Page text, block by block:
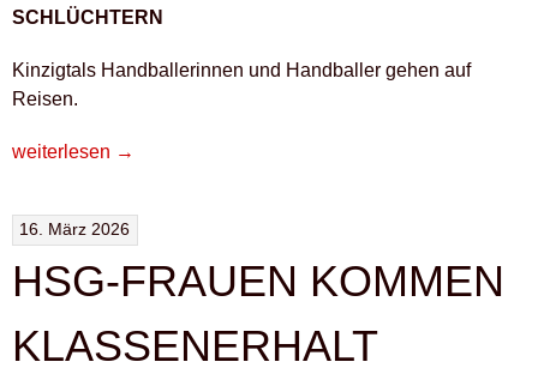
SCHLÜCHTERN
Kinzigtals Handballerinnen und Handballer gehen auf
Reisen.
„SCHAULAUFEN
weiterlesen →
16. März 2026
HSG-FRAUEN KOMMEN
KLASSENERHALT